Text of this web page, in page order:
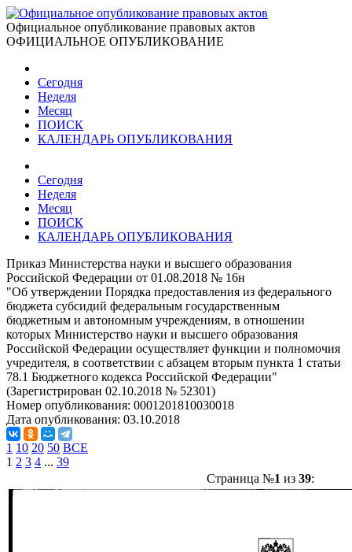
Официальное опубликование правовых актов
ОФИЦИАЛЬНОЕ ОПУБЛИКОВАНИЕ
Сегодня
Неделя
Месяц
ПОИСК
КАЛЕНДАРЬ ОПУБЛИКОВАНИЯ
Сегодня
Неделя
Месяц
ПОИСК
КАЛЕНДАРЬ ОПУБЛИКОВАНИЯ
Приказ Министерства науки и высшего образования
Российской Федерации от 01.08.2018 № 16н
"Об утверждении Порядка предоставления из федерального
бюджета субсидий федеральным государственным
бюджетным и автономным учреждениям, в отношении
которых Министерство науки и высшего образования
Российской Федерации осуществляет функции и полномочия
учредителя, в соответствии с абзацем вторым пункта 1 статьи
78.1 Бюджетного кодекса Российской Федерации"
(Зарегистрирован 02.10.2018 № 52301)
Номер опубликования: 0001201810030018
Дата опубликования: 03.10.2018
1 10 20 50 ВСЕ
1 2 3 4 ... 39
Страница №1 из 39: